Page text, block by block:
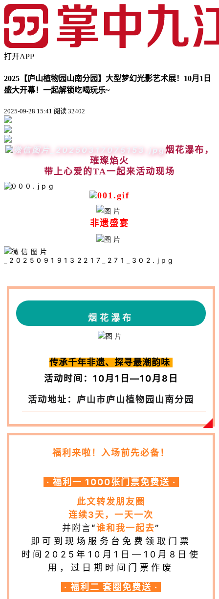
打开APP
2025【庐山植物园山南分园】大型梦幻光影艺术展！10月1日
盛大开幕！一起解锁吃喝玩乐~
2025-09-28 15:41 阅读 32402
烟花瀑布，
璀璨焰火
带上心爱的TA一起来活动现场
非遗盛宴
烟花瀑布
传承千年非遗、探寻最潮韵味
活动时间：10月1日—10月8日
活动地址：庐山市庐山植物园山南分园
福利来啦！入场前先必备！
· 福利一 1000张门票免费送 ·
此文转发朋友圈
连续3天，一天一次
并附言“谁和我一起去”
即可到现场服务台免费领取门票
时间2025年10月1日—10月8日使
用，过日期时间门票作废
· 福利二 套圈免费送 ·